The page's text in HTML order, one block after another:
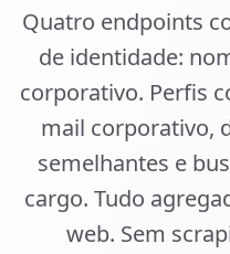
Quatro endpoints
de identidade:
corporativo. Perfis
mail corporativo,
semelhantes e
cargo. Tudo
web. Sem